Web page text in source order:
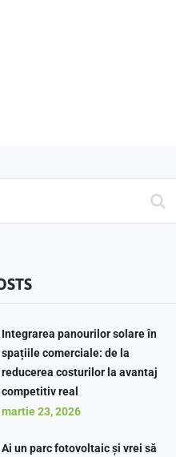
Integrarea panourilor solare în
spațiile comerciale: de la
reducerea costurilor la avantaj
competitiv real
martie 23, 2026
Ai un parc fotovoltaic și vrei să